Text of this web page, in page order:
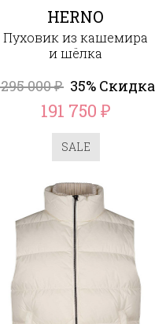
HERNO
Пуховик из кашемира
и шёлка
295 000₽ 35% Скидка
191 750 ₽
SALE